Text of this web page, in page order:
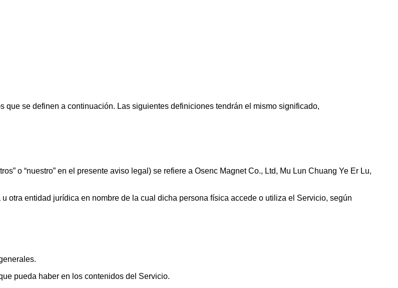
se definen a continuación. Las siguientes definiciones tendrán el mismo significado,
o “nuestro” en el presente aviso legal) se refiere a Osenc Magnet Co., Ltd, Mu Lun Chuang Ye Er Lu,
otra entidad jurídica en nombre de la cual dicha persona física accede o utiliza el Servicio, según
pueda haber en los contenidos del Servicio.